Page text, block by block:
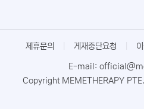
제휴문의 게재중단요청
E-mail:
Copyright MEMETHERAPY